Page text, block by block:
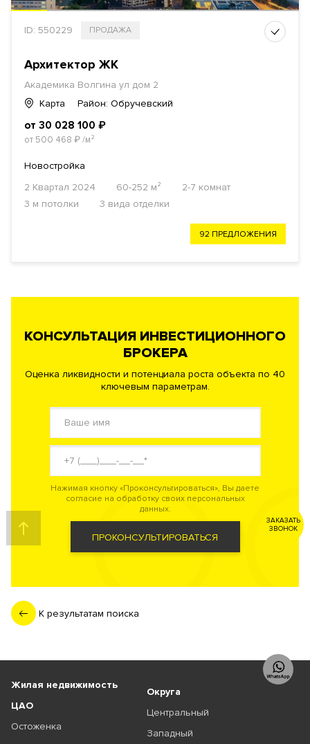
ID: 550229 ПРОДАЖА
Архитектор ЖК
Академика Волгина ул дом 2
Карта
Район: Обручевский
от 30 028 100 ₽
от 500 468 ₽/м²
Новостройка
2 Квартал 2024
60-252 м²
2-7 комнат
3 м потолки
3 вида отделки
92 ПРЕДЛОЖЕНИЯ
КОНСУЛЬТАЦИЯ ИНВЕСТИЦИОННОГО
БРОКЕРА
Оценка ликвидности и потенциала роста объекта по 40
ключевым параметрам.
Нажимая кнопку «Проконсультироваться», Вы даете
согласие на обработку своих персональных
данных.
ПРОКОНСУЛЬТИРОВАТЬСЯ
К результатам поиска
Жилая недвижимость
ЦАО
Остоженка
Округа
Центральный
Западный
ЗАКАЗАТЬ
ЗВОНОК